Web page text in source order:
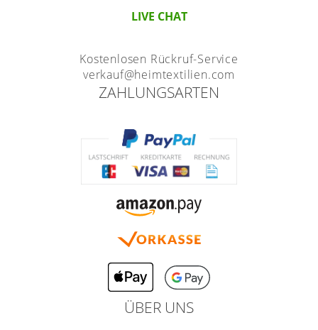
LIVE CHAT
Kostenlosen Rückruf-Service
verkauf@heimtextilien.com
ZAHLUNGSARTEN
ÜBER UNS